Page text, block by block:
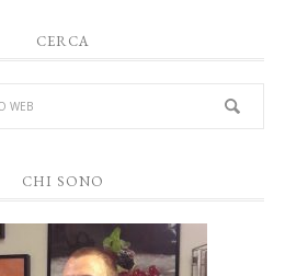
CERCA
CHI SONO